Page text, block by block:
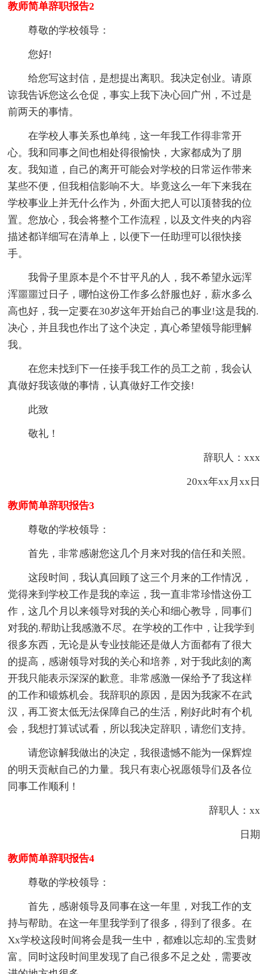
教师简单辞职报告2
尊敬的学校领导：
您好!
给您写这封信，是想提出离职。我决定创业。请原
谅我告诉您这么仓促，事实上我下决心回广州，不过是
前两天的事情。
在学校人事关系也单纯，这一年我工作得非常开
心。我和同事之间也相处得很愉快，大家都成为了朋
友。我知道，自己的离开可能会对学校的日常运作带来
某些不便，但我相信影响不大。毕竟这么一年下来我在
学校事业上并无什么作为，外面大把人可以顶替我的位
置。您放心，我会将整个工作流程，以及文件夹的内容
描述都详细写在清单上，以便下一任助理可以很快接
手。
我骨子里原本是个不甘平凡的人，我不希望永远浑
浑噩噩过日子，哪怕这份工作多么舒服也好，薪水多么
高也好，我一定要在30岁这年开始自己的事业!这是我的.
决心，并且我也作出了这个决定，真心希望领导能理解
我。
在您未找到下一任接手我工作的员工之前，我会认
真做好我该做的事情，认真做好工作交接!
此致
敬礼！
辞职人：xxx
20xx年xx月xx日
教师简单辞职报告3
尊敬的学校领导：
首先，非常感谢您这几个月来对我的信任和关照。
这段时间，我认真回顾了这三个月来的工作情况，
觉得来到学校工作是我的幸运，我一直非常珍惜这份工
作，这几个月以来领导对我的关心和细心教导，同事们
对我的.帮助让我感激不尽。在学校的工作中，让我学到
很多东西，无论是从专业技能还是做人方面都有了很大
的提高，感谢领导对我的关心和培养，对于我此刻的离
开我只能表示深深的歉意。非常感激一保给予了我这样
的工作和锻炼机会。我辞职的原因，是因为我家不在武
汉，再工资太低无法保障自己的生活，刚好此时有个机
会，我想打算试试看，所以我决定辞职，请您们支持。
请您谅解我做出的决定，我很遗憾不能为一保辉煌
的明天贡献自己的力量。我只有衷心祝愿领导们及各位
同事工作顺利！
辞职人：xx
日期
教师简单辞职报告4
尊敬的学校领导：
首先，感谢领导及同事在这一年里，对我工作的支
持与帮助。在这一年里我学到了很多，得到了很多。在
Xx学校这段时间将会是我一生中，都难以忘却的.宝贵财
富。同时这段时间里发现了自己很多不足之处，需要改